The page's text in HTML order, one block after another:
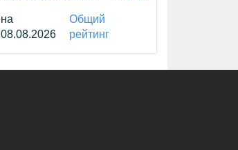
на
08.08.2026
Общий
рейтинг